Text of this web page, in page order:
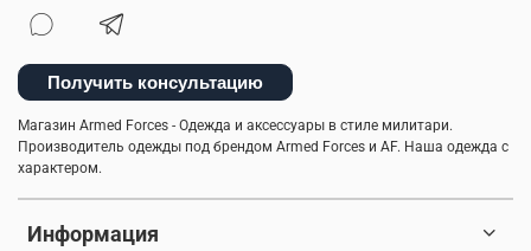
Информация
Получить консультацию
Магазин Armed Forces - Одежда и аксессуары в стиле милитари.
Производитель одежды под брендом Armed Forces и AF. Наша одежда с
характером.